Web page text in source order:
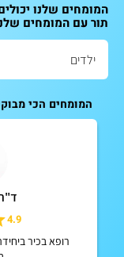
המומחים שלנו
תור עם המומחים
המומחים הכי
4.9
רופא בכיר